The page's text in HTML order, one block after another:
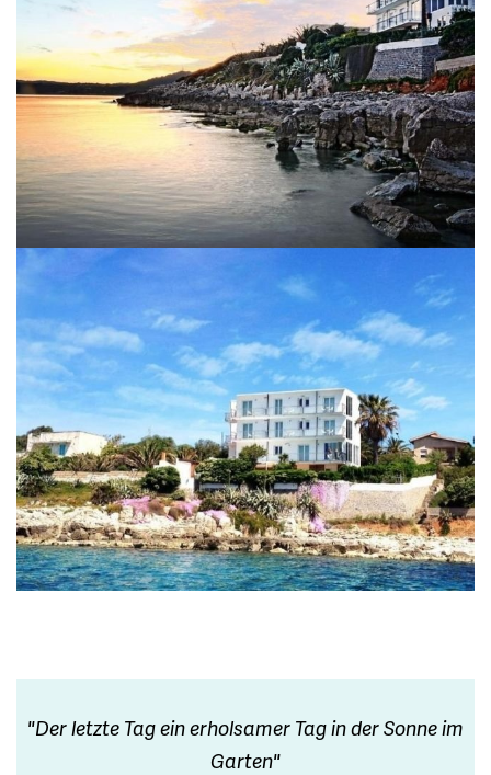
"Der letzte Tag ein erholsamer Tag in der Sonne im
Garten"